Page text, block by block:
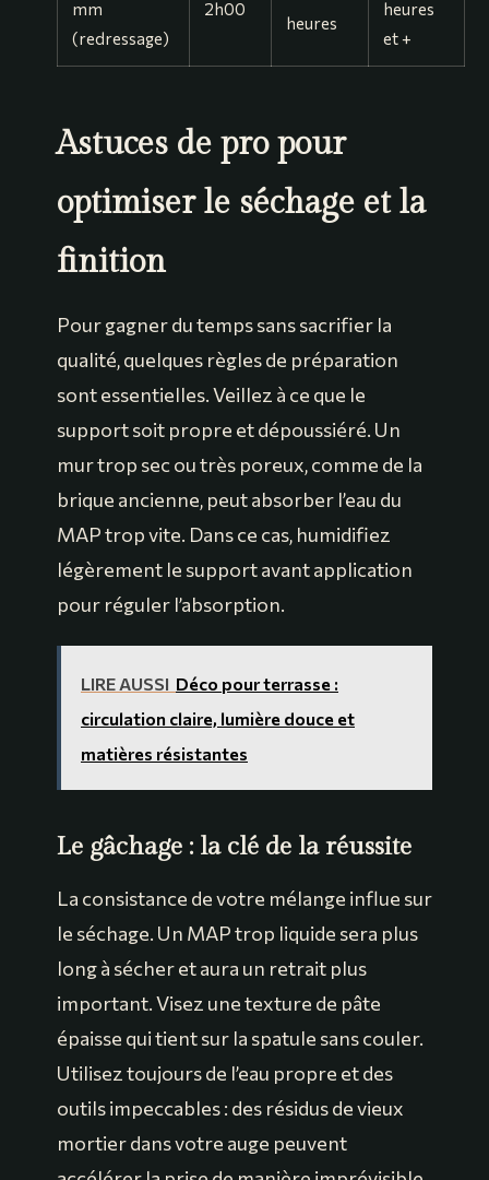
mm
(redressage)
2h00
heures
heures
et +
Astuces de pro pour
optimiser le séchage et la
finition
Pour gagner du temps sans sacrifier la
qualité, quelques règles de préparation
sont essentielles. Veillez à ce que le
support soit propre et dépoussiéré. Un
mur trop sec ou très poreux, comme de la
brique ancienne, peut absorber l’eau du
MAP trop vite. Dans ce cas, humidifiez
légèrement le support avant application
pour réguler l’absorption.
LIRE AUSSI Déco pour terrasse :
circulation claire, lumière douce et
matières résistantes
Le gâchage : la clé de la réussite
La consistance de votre mélange influe sur
le séchage. Un MAP trop liquide sera plus
long à sécher et aura un retrait plus
important. Visez une texture de pâte
épaisse qui tient sur la spatule sans couler.
Utilisez toujours de l’eau propre et des
outils impeccables : des résidus de vieux
mortier dans votre auge peuvent